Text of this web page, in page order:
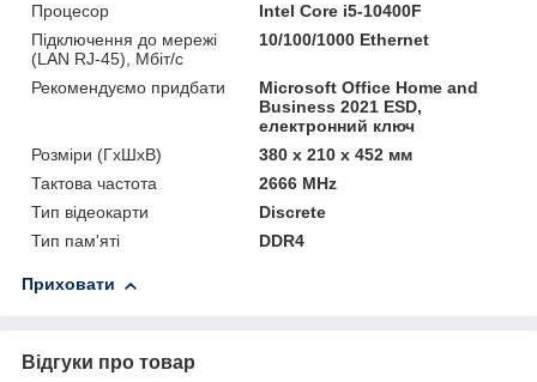
Процесор
Intel Core i5-10400F
Підключення до мережі
(LAN RJ-45), Мбіт/с
10/100/1000 Ethernet
Рекомендуємо придбати
Microsoft Office Home and
Business 2021 ESD,
електронний ключ
Розміри (ГxШxВ)
380 x 210 x 452 мм
Тактова частота
2666 MHz
Тип відеокарти
Discrete
Тип пам'яті
DDR4
Приховати
Відгуки про товар